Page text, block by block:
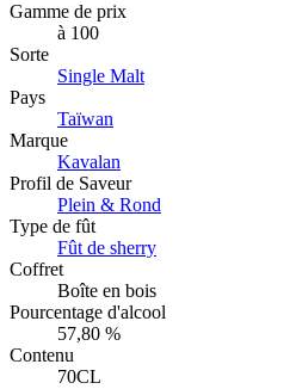
Gamme de prix
à 100
Sorte
Single Malt
Pays
Taïwan
Marque
Kavalan
Profil de Saveur
Plein & Rond
Type de fût
Fût de sherry
Coffret
Boîte en bois
Pourcentage d'alcool
57,80 %
Contenu
70CL